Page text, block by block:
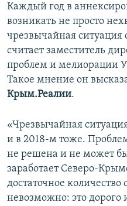
поискуИНФОГРАФИКА
ТЕЛЕПРОЕКТ КРЫМ.РЕАЛИИ
СОВЕТЫ ПРАВОЗАЩИТНИКОВ
ПРОПАВШИЕ БЕЗ ВЕСТИ
ПОБЕДИТЕЛЕЙ НЕ СУДЯТ?
ELIFBE
УКРАИНСКАЯ ПРОБЛЕМА
КАК ОБОЙТИ
Українською
Qırımtatar
ПРИСОЕДИНЯЙТЕСЬ!
Все сайты RFE/RL
Каждый год в
возникать не просто
чрезвычайная ситуация
считает заместитель
проблем и мелиорации
Такое мнение он
Крым.Реалии.
«Чрезвычайная
и в 2018-м тоже.
не решена и не может
заработает Северо-
достаточное
невозможно: это